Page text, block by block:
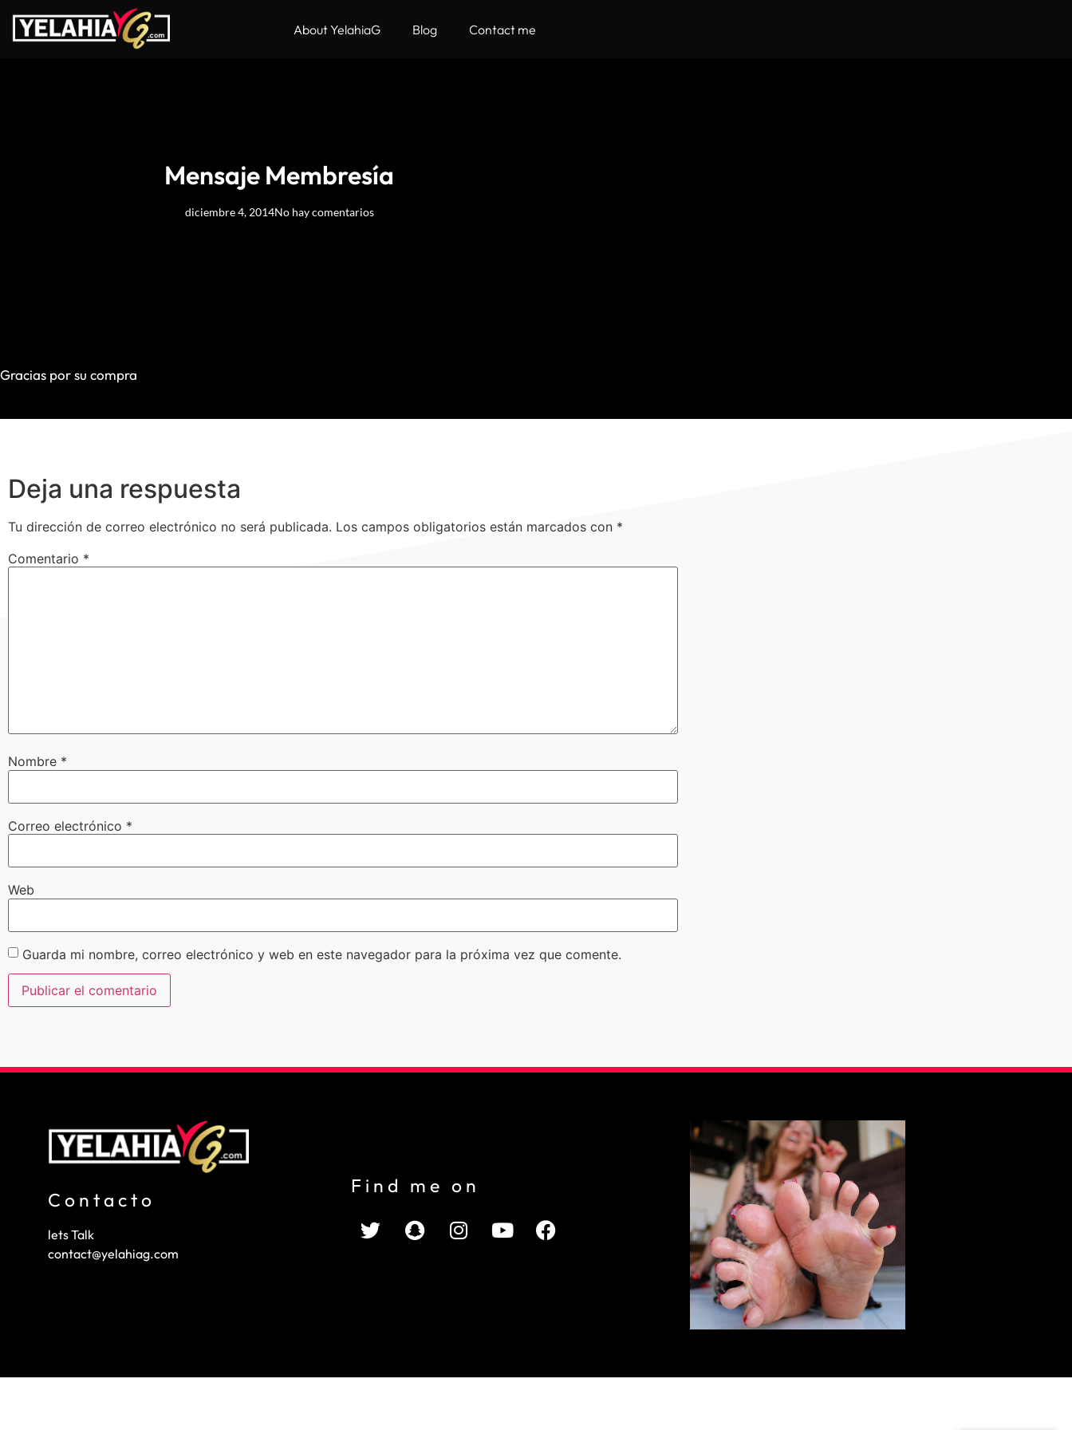
About YelahiaG Blog Contact me
Mensaje Membresía
diciembre 4, 2014No hay comentarios
Gracias por su compra
Deja una respuesta
Tu dirección de correo electrónico no será publicada. Los campos obligatorios están marcados con *
Comentario *
Nombre *
Correo electrónico *
Web
Guarda mi nombre, correo electrónico y web en este navegador para la próxima vez que comente.
Contacto
lets Talk
contact@yelahiag.com
Find me on